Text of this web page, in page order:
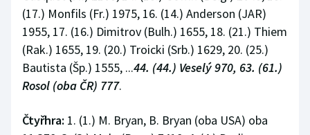
(17.) Monfils (Fr.) 1975, 16. (14.) Anderson (JAR)
1955, 17. (16.) Dimitrov (Bulh.) 1655, 18. (21.) Thiem
(Rak.) 1655, 19. (20.) Troicki (Srb.) 1629, 20. (25.)
Bautista (Šp.) 1555, ...44. (44.) Veselý 970, 63. (61.)
Rosol (oba ČR) 777.
Čtyřhra: 1. (1.) M. Bryan, B. Bryan (oba USA) oba